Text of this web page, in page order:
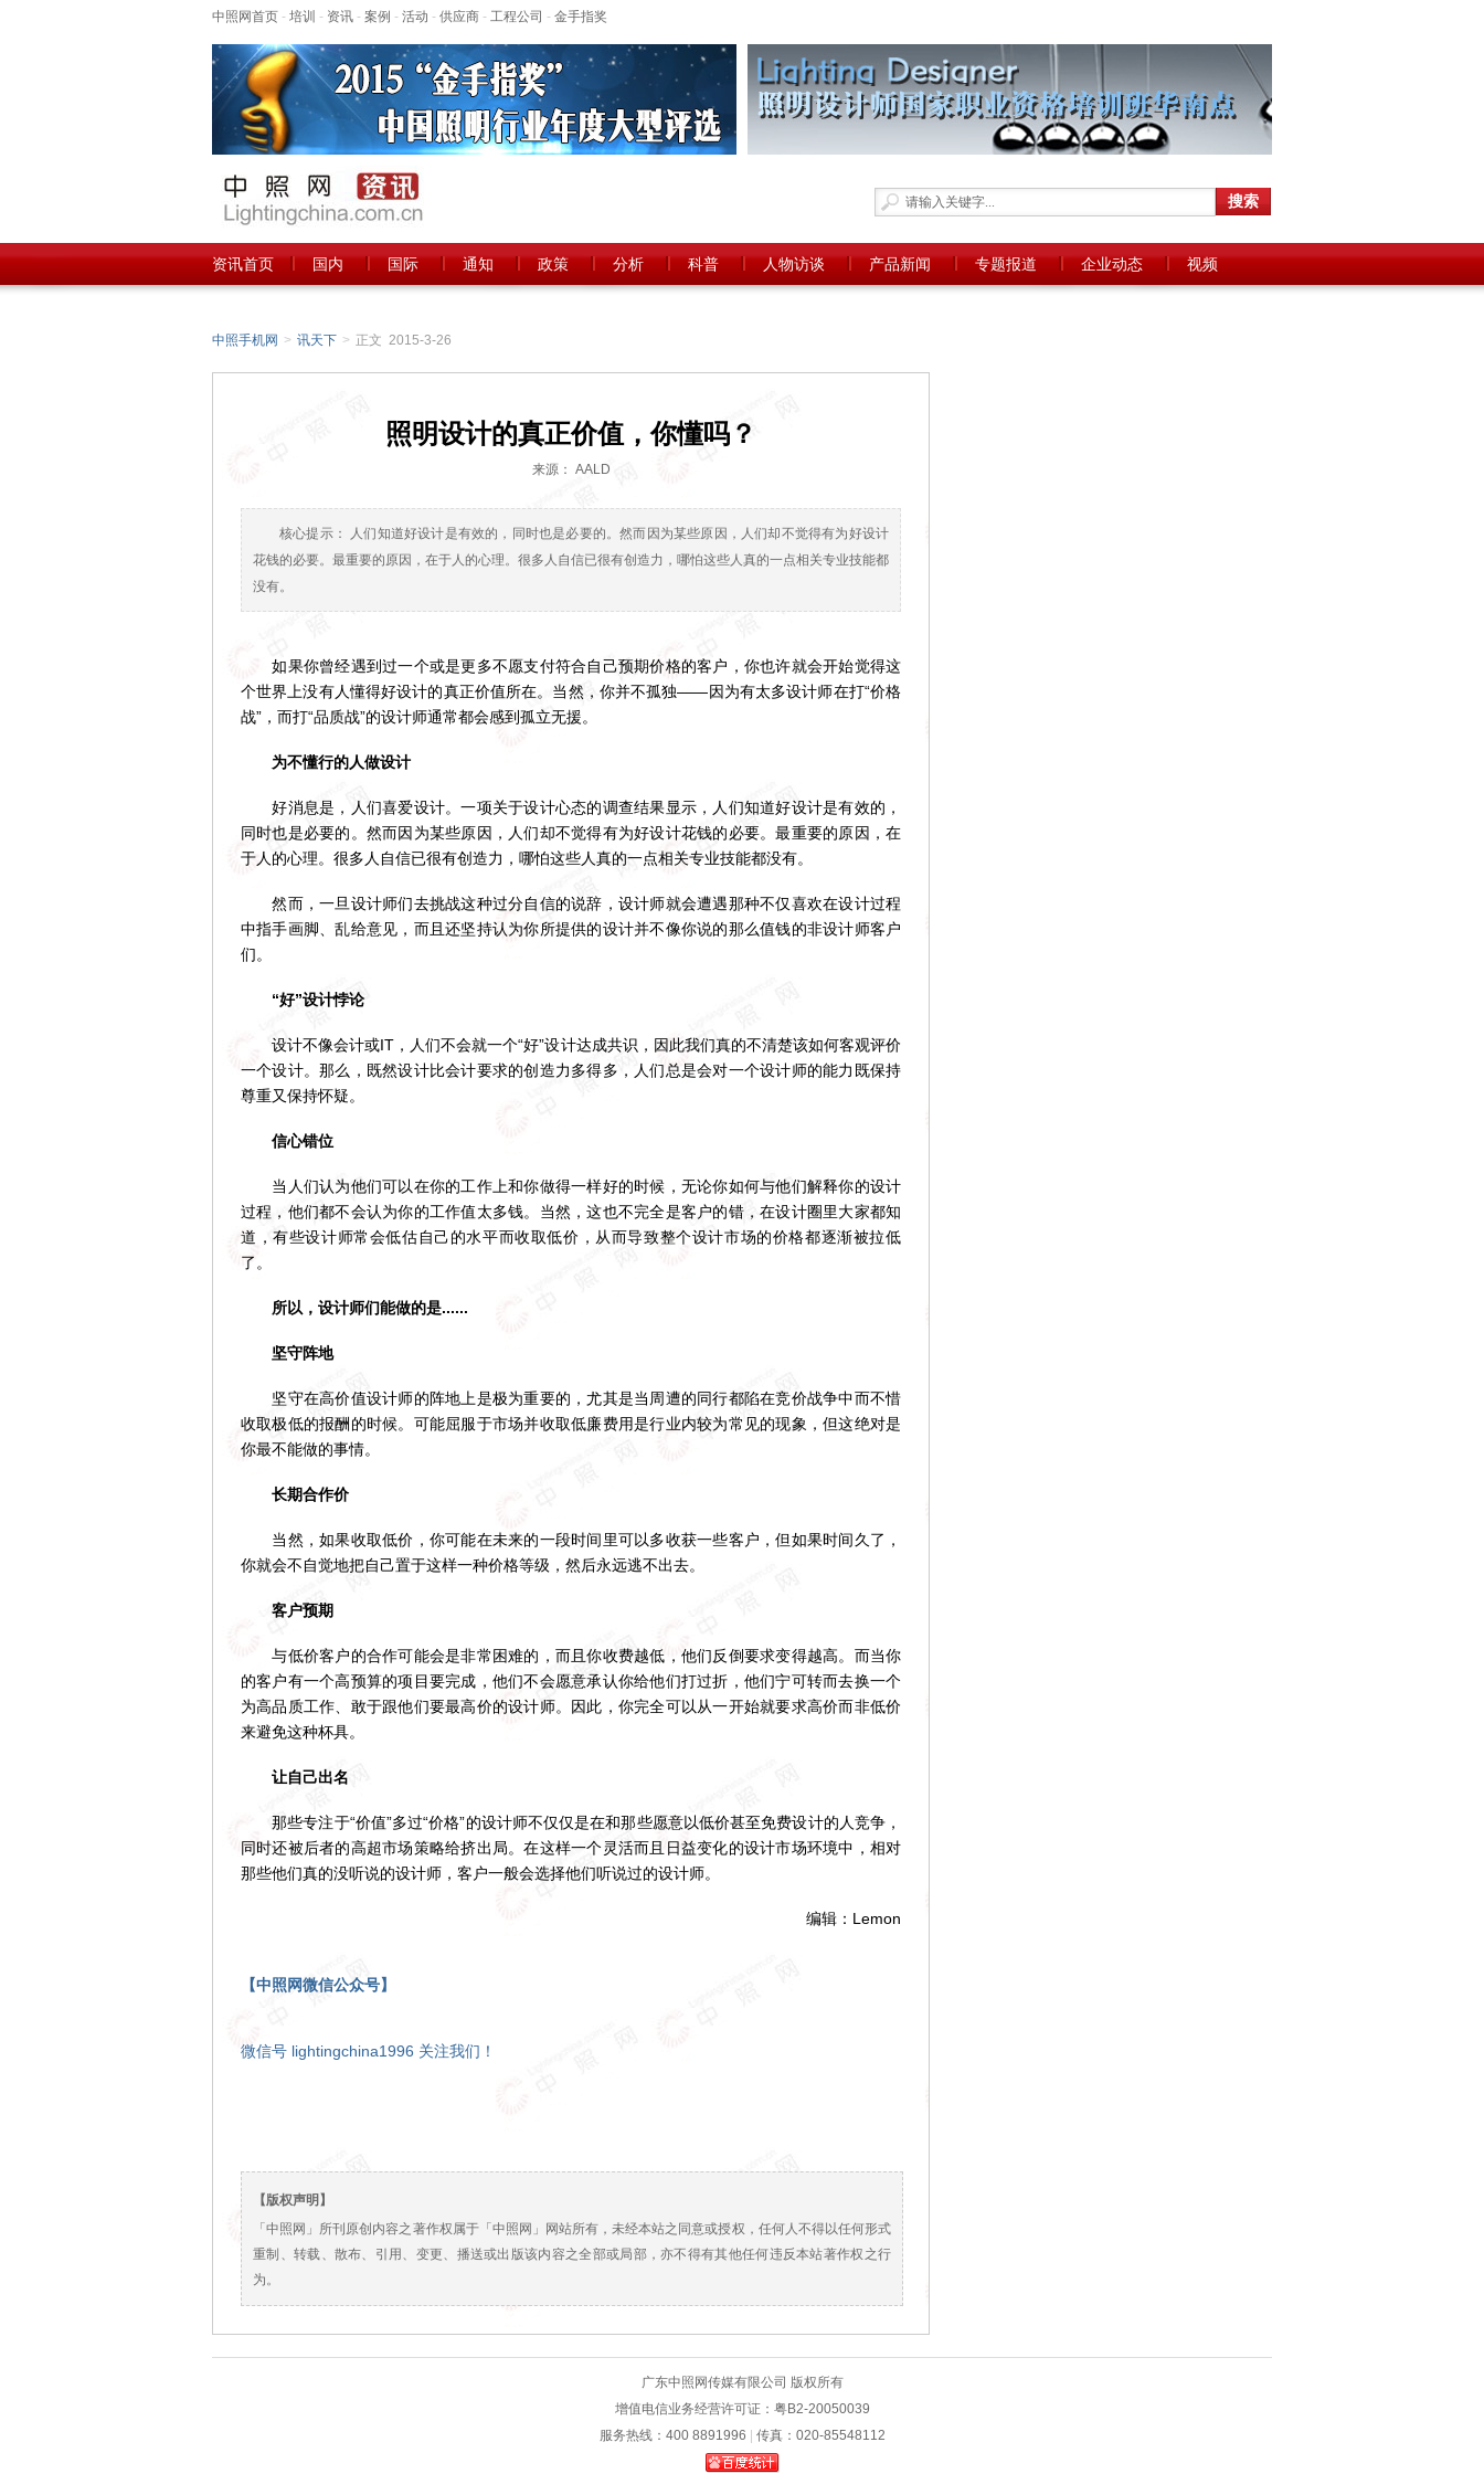
中照网首页 - 培训 - 资讯 - 案例 - 活动 - 供应商 - 工程公司 - 金手指奖
资讯首页 国内 国际 通知 政策 分析 科普 人物访谈 产品新闻 专题报道 企业动态 视频
中照手机网 > 讯天下 > 正文 2015-3-26
照明设计的真正价值，你懂吗？
来源： AALD
核心提示： 人们知道好设计是有效的，同时也是必要的。然而因为某些原因，人们却不觉得有为好设计
花钱的必要。最重要的原因，在于人的心理。很多人自信已很有创造力，哪怕这些人真的一点相关专业技能都
没有。
如果你曾经遇到过一个或是更多不愿支付符合自己预期价格的客户，你也许就会开始觉得这
个世界上没有人懂得好设计的真正价值所在。当然，你并不孤独——因为有太多设计师在打“价格
战”，而打“品质战”的设计师通常都会感到孤立无援。
为不懂行的人做设计
好消息是，人们喜爱设计。一项关于设计心态的调查结果显示，人们知道好设计是有效的，
同时也是必要的。然而因为某些原因，人们却不觉得有为好设计花钱的必要。最重要的原因，在
于人的心理。很多人自信已很有创造力，哪怕这些人真的一点相关专业技能都没有。
然而，一旦设计师们去挑战这种过分自信的说辞，设计师就会遭遇那种不仅喜欢在设计过程
中指手画脚、乱给意见，而且还坚持认为你所提供的设计并不像你说的那么值钱的非设计师客户
们。
“好”设计悖论
设计不像会计或IT，人们不会就一个“好”设计达成共识，因此我们真的不清楚该如何客观评价
一个设计。那么，既然设计比会计要求的创造力多得多，人们总是会对一个设计师的能力既保持
尊重又保持怀疑。
信心错位
当人们认为他们可以在你的工作上和你做得一样好的时候，无论你如何与他们解释你的设计
过程，他们都不会认为你的工作值太多钱。当然，这也不完全是客户的错，在设计圈里大家都知
道，有些设计师常会低估自己的水平而收取低价，从而导致整个设计市场的价格都逐渐被拉低
了。
所以，设计师们能做的是......
坚守阵地
坚守在高价值设计师的阵地上是极为重要的，尤其是当周遭的同行都陷在竞价战争中而不惜
收取极低的报酬的时候。可能屈服于市场并收取低廉费用是行业内较为常见的现象，但这绝对是
你最不能做的事情。
长期合作价
当然，如果收取低价，你可能在未来的一段时间里可以多收获一些客户，但如果时间久了，
你就会不自觉地把自己置于这样一种价格等级，然后永远逃不出去。
客户预期
与低价客户的合作可能会是非常困难的，而且你收费越低，他们反倒要求变得越高。而当你
的客户有一个高预算的项目要完成，他们不会愿意承认你给他们打过折，他们宁可转而去换一个
为高品质工作、敢于跟他们要最高价的设计师。因此，你完全可以从一开始就要求高价而非低价
来避免这种杯具。
让自己出名
那些专注于“价值”多过“价格”的设计师不仅仅是在和那些愿意以低价甚至免费设计的人竞争，
同时还被后者的高超市场策略给挤出局。在这样一个灵活而且日益变化的设计市场环境中，相对
那些他们真的没听说的设计师，客户一般会选择他们听说过的设计师。
编辑：Lemon
【中照网微信公众号】
微信号 lightingchina1996 关注我们！
【版权声明】
「中照网」所刊原创内容之著作权属于「中照网」网站所有，未经本站之同意或授权，任何人不得以任何形式
重制、转载、散布、引用、变更、播送或出版该内容之全部或局部，亦不得有其他任何违反本站著作权之行
为。
广东中照网传媒有限公司 版权所有
增值电信业务经营许可证：粤B2-20050039
服务热线：400 8891996
传真：020-85548112